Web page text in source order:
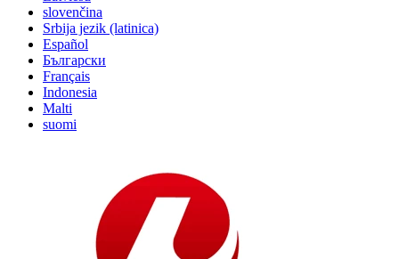
slovenčina
Srbija jezik (latinica)
Español
Български
Français
Indonesia
Malti
suomi